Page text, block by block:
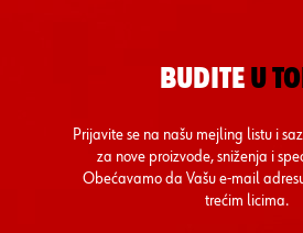
BUDITE U
Prijavite se na našu mejling listu i
za nove proizvode, sniženja i
Obećavamo da Vašu e-mail
trećim licima.